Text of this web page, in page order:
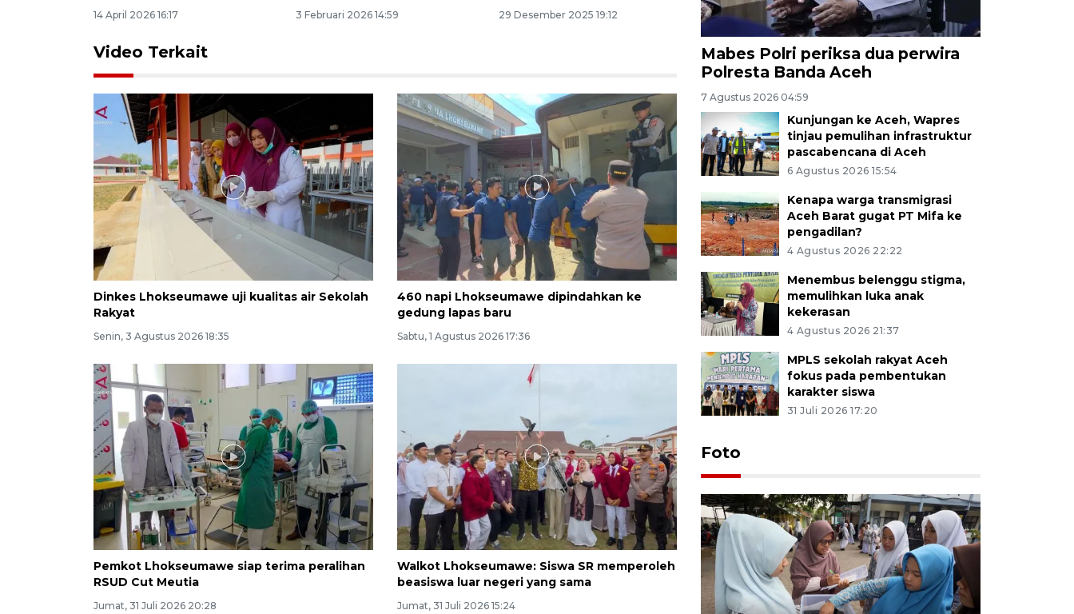
14 April 2026 16:17 3 Februari 2026 14:59 29 Desember 2025 19:12
Video Terkait
Dinkes Lhokseumawe uji kualitas air Sekolah
Rakyat
Senin, 3 Agustus 2026 18:35
460 napi Lhokseumawe dipindahkan ke
gedung lapas baru
Sabtu, 1 Agustus 2026 17:36
Pemkot Lhokseumawe siap terima peralihan
RSUD Cut Meutia
Jumat, 31 Juli 2026 20:28
Walkot Lhokseumawe: Siswa SR memperoleh
beasiswa luar negeri yang sama
Jumat, 31 Juli 2026 15:24
Mabes Polri periksa dua perwira
Polresta Banda Aceh
7 Agustus 2026 04:59
Kunjungan ke Aceh, Wapres
tinjau pemulihan infrastruktur
pascabencana di Aceh
6 Agustus 2026 15:54
Kenapa warga transmigrasi
Aceh Barat gugat PT Mifa ke
pengadilan?
4 Agustus 2026 22:22
Menembus belenggu stigma,
memulihkan luka anak
kekerasan
4 Agustus 2026 21:37
MPLS sekolah rakyat Aceh
fokus pada pembentukan
karakter siswa
31 Juli 2026 17:20
Foto